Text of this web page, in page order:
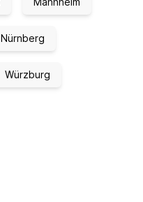
Nürnberg
Würzburg